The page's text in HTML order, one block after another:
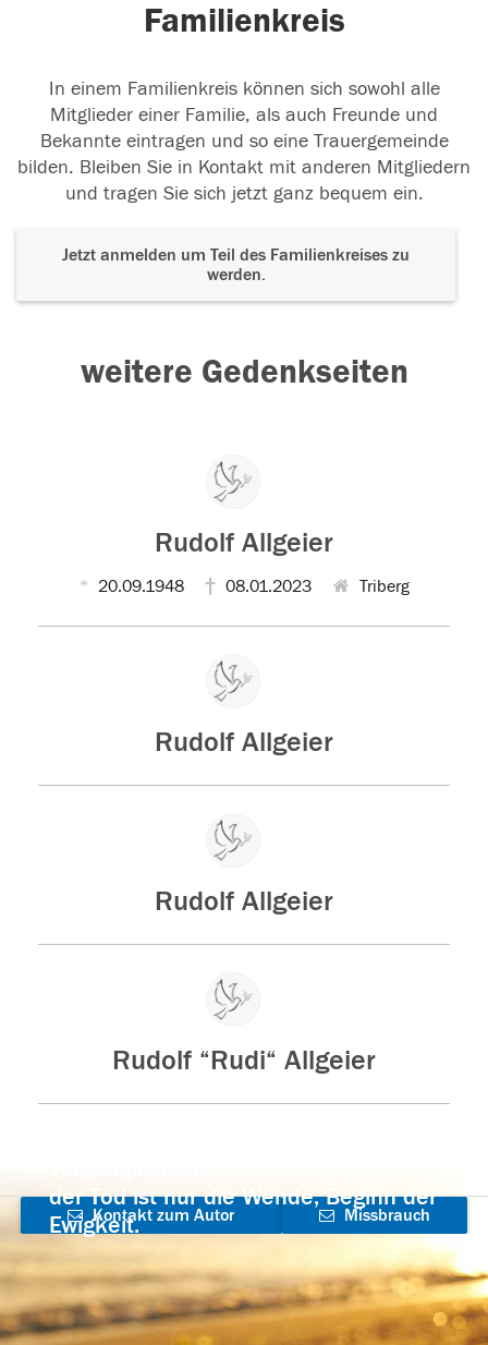
Familienkreis
In einem Familienkreis können sich sowohl alle
Mitglieder einer Familie, als auch Freunde und
Bekannte eintragen und so eine Trauergemeinde
bilden. Bleiben Sie in Kontakt mit anderen Mitgliedern
und tragen Sie sich jetzt ganz bequem ein.
Jetzt anmelden um Teil des Familienkreises zu
werden.
weitere Gedenkseiten
Rudolf Allgeier
20.09.1948 08.01.2023 Triberg
Rudolf Allgeier
Rudolf Allgeier
Rudolf “Rudi“ Allgeier
der Tod ist nur die Wende, Beginn der
Ewigkeit.
Kontakt zum Autor
aufnehmen
Missbrauch